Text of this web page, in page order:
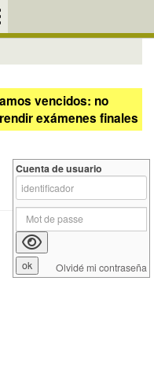
vencidos: no
exámenes finales
Cuenta de usuario
Olvidé mi contraseña